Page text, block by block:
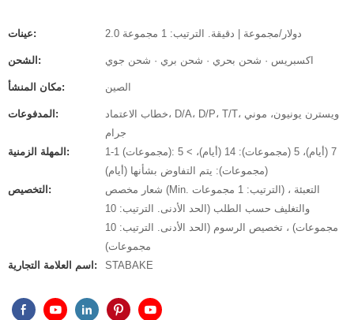
عينات: 2.0 دولار/مجموعة | دقيقة. الترتيب: 1 مجموعة
الشحن: اكسبريس · شحن بحري · شحن بري · شحن جوي
مكان المنشأ: الصين
المدفوعات:
خطاب الاعتماد، D/A، D/P، T/T، ويسترن يونيون، موني
جرام
المهلة الزمنية:
1-1 (مجموعات): 7 (أيام)، 5 (مجموعات): 14 (أيام)، > 5
(مجموعات): يتم التفاوض بشأنها (أيام)
التخصيص:
شعار مخصص (Min. الترتيب: 1 مجموعات) ، التعبئة
والتغليف حسب الطلب (الحد الأدنى. الترتيب: 10
مجموعات) ، تخصيص الرسوم (الحد الأدنى. الترتيب: 10
مجموعات)
اسم العلامة التجارية:
STABAKE